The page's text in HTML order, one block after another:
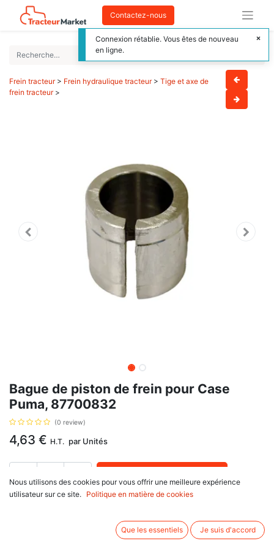
Contactez-nous
Frein tracteur> Frein hydraulique tracteur > Tige et axe de
frein tracteur>
Bague de piston de frein pour Case
Puma, 87700832
(0 review)
4,63 € H.T. par Unités
Délai de livraison : 1 semaine
Bague de piston de frein, avec pour référence d'origine 87700832
Nous utilisons des cookies pour vous offrir une meilleure expérience
utilisateur sur ce site.
Politique en matière de cookies
Que les essentiels Je suis d'accord
Connexion rétablie. Vous êtes de nouveau
en ligne.